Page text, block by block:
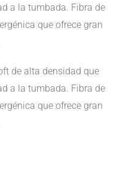
a la tumbada. Fibra de
que ofrece gran
de alta densidad que
a la tumbada. Fibra de
que ofrece gran